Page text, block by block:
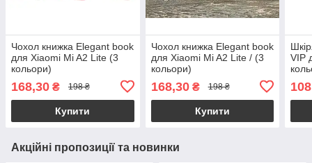
Чохол книжка Elegant book
для Xiaomi Mi A2 Lite (3
кольори)
168,30 ₴ 198 ₴
Купити
Чохол книжка Elegant book
для Xiaomi Mi A2 Lite / (3
кольори)
168,30₴ 198 ₴
Купити
VIP
Акційні пропозиції та новинки